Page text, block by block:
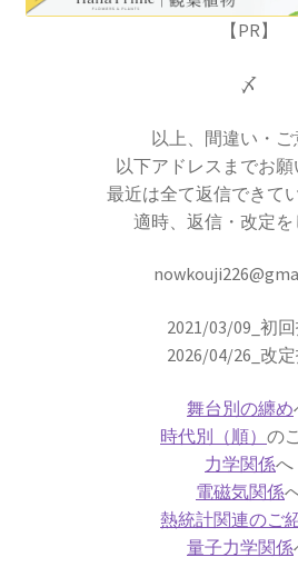
【光が横波であると
B・D・ジョゼフ
【量子力学的効果をデバ
C・A・ドップ
【ドップラー効果を定式化
人】
D・J・ボー
_【マンハッタン計画に参画し
【PR】
〆
以上、間違い・ご
以下アドレスまでお願
最近は全て返信できて
適時、返信・改定を
2021/03/09_初
2026/04/26_改
舞台別の纏め
時代別（順） の
力学関係へ
電磁気関係
熱統計関連のご
量子力学関係